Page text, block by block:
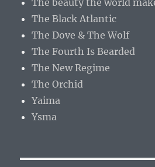
The beauty the world
The Black Atlantic
The Dove & The Wolf
The Fourth Is Bearded
The New Regime
The Orchid
Yaima
Ysma